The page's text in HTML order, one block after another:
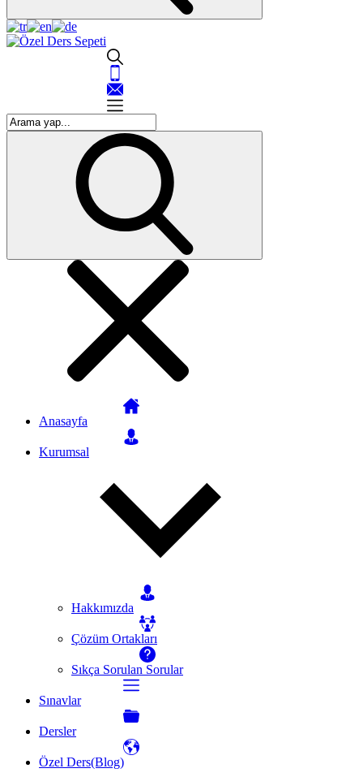
Anasayfa
Kurumsal
Hakkımızda
Çözüm Ortakları
Sıkça Sorulan Sorular
Sınavlar
Dersler
Özel Ders(Blog)